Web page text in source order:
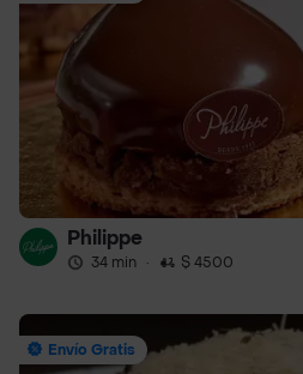
Philippe
34 min · $ 4500
Envío Gratis